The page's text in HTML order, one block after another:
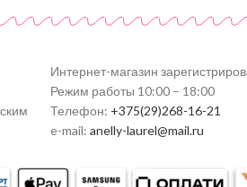
Интернет-магазин
Режим работы 10:00 – 18:00
Телефон: +375(29)268-16-21
e-mail: anelly-laurel@mail.ru